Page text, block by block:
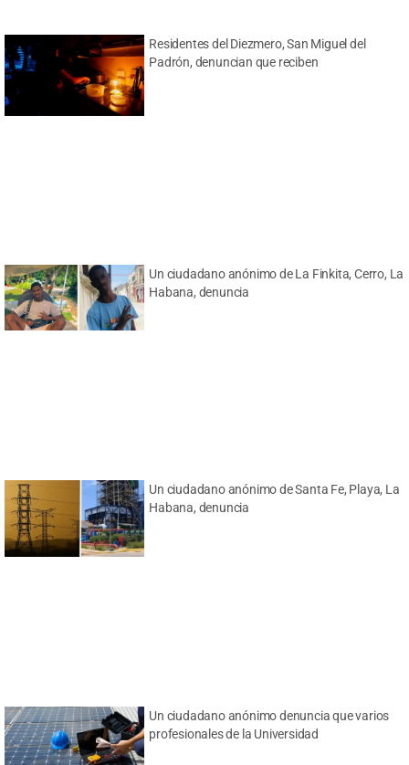
Residentes del Diezmero, San Miguel del
Padrón, denuncian que reciben
Un ciudadano anónimo de La Finkita, Cerro, La
Habana, denuncia
Un ciudadano anónimo de Santa Fe, Playa, La
Habana, denuncia
Un ciudadano anónimo denuncia que varios
profesionales de la Universidad